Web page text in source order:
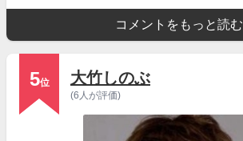
コメントをもっと読む
5位 大竹しのぶ
(6人が評価)